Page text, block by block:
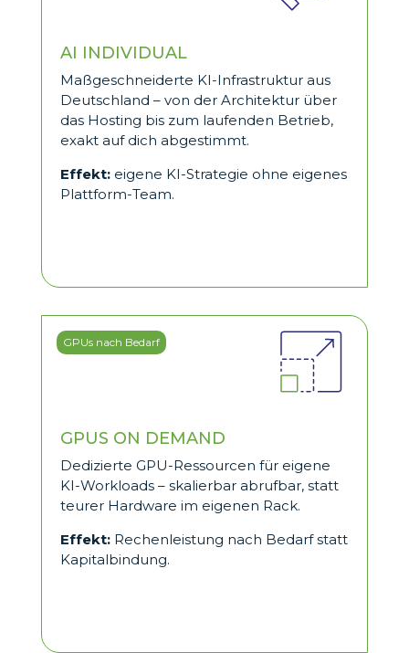
AI INDIVIDUAL
Maßgeschneiderte KI-Infrastruktur aus
Deutschland – von der Architektur über
das Hosting bis zum laufenden Betrieb,
exakt auf dich abgestimmt.
Effekt:eigene KI-Strategie ohne eigenes
Plattform-Team.
GPUs nach Bedarf
GPUS ON DEMAND
Dedizierte GPU-Ressourcen für eigene
KI-Workloads – skalierbar abrufbar, statt
teurer Hardware im eigenen Rack.
Effekt:Rechenleistung nach Bedarf statt
Kapitalbindung.